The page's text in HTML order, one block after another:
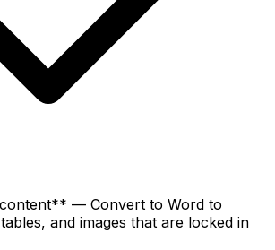
— Convert to Word to
and images that are locked in